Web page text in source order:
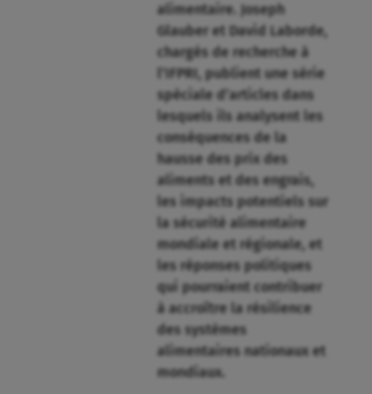
alimentaire. Joseph
Glauber et David Laborde,
chargés de recherche à
l’IFPRI, publient une série
spéciale d’articles dans
lesquels ils analysent les
conséquences de la
hausse des prix des
aliments et des engrais,
les impacts potentiels sur
la sécurité alimentaire
mondiale et régionale, et
les réponses politiques
qui pourraient contribuer
à accroître la résilience
des systèmes
alimentaires nationaux et
mondiaux.